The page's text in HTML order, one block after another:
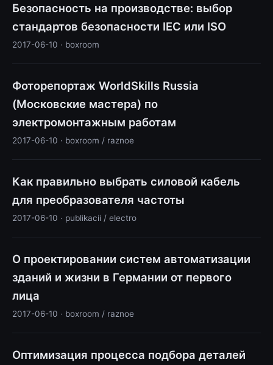
Безопасность на производстве: выбор
стандартов безопасности IEC или ISO
2017-06-10 · boxroom
Фоторепортаж WorldSkills Russia
(Московские мастера) по
электромонтажным работам
2017-06-10 · boxroom / raznoe
Как правильно выбрать силовой кабель
для преобразователя частоты
2017-06-10 · publikacii / electro
О проектировании систем автоматизации
зданий и жизни в Германии от первого
лица
2017-06-10 · boxroom / raznoe
Оптимизация процесса подбора деталей